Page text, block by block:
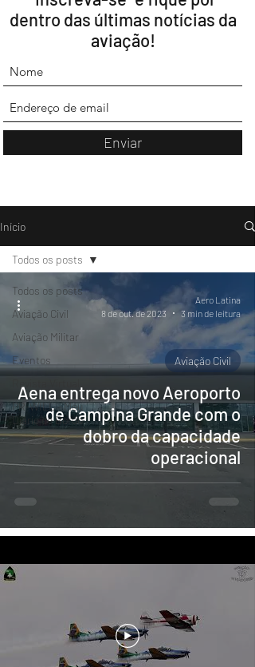
dentro das últimas notícias da
aviação!
Enviar
Início
Todos os posts
Aviação Civil
Aviação Militar
Eventos
PR-WILL - Meu
Diário de Bordo
Todos os posts
Aena entrega novo Aeroporto
de Campina Grande com o
dobro da capacidade
operacional
Aviação Civil
Aero Latina
8 de out. de 2023
3 min de leitura